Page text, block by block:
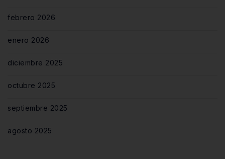
febrero 2026
enero 2026
diciembre 2025
octubre 2025
septiembre 2025
agosto 2025